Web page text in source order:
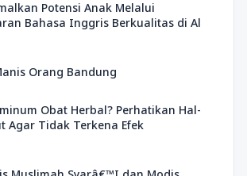
Potensi Anak Melalui
Bahasa Inggris Berkualitas di Al
Orang Bandung
Obat Herbal? Perhatikan Hal-
Agar Tidak Terkena Efek